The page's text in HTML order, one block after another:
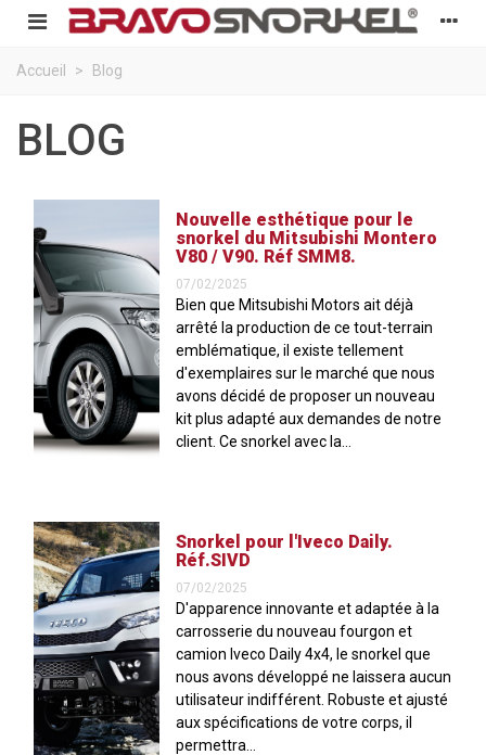
Accueil > Blog
BLOG
Nouvelle esthétique pour le
snorkel du Mitsubishi Montero
V80 / V90. Réf SMM8.
07/02/2025
Bien que Mitsubishi Motors ait déjà
arrêté la production de ce tout-terrain
emblématique, il existe tellement
d'exemplaires sur le marché que nous
avons décidé de proposer un nouveau
kit plus adapté aux demandes de notre
client. Ce snorkel avec la...
Snorkel pour l'Iveco Daily.
Réf.SIVD
07/02/2025
D'apparence innovante et adaptée à la
carrosserie du nouveau fourgon et
camion Iveco Daily 4x4, le snorkel que
nous avons développé ne laissera aucun
utilisateur indifférent. Robuste et ajusté
aux spécifications de votre corps, il
permettra...